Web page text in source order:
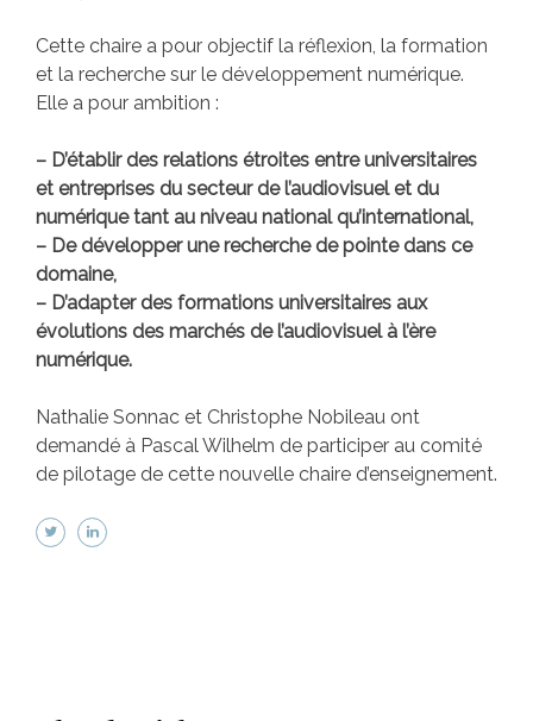
Cette chaire a pour objectif la réflexion, la formation
et la recherche sur le développement numérique.
Elle a pour ambition :
– D’établir des relations étroites entre universitaires
et entreprises du secteur de l’audiovisuel et du
numérique tant au niveau national qu’international,
– De développer une recherche de pointe dans ce
domaine,
– D’adapter des formations universitaires aux
évolutions des marchés de l’audiovisuel à l’ère
numérique.
Nathalie Sonnac et Christophe Nobileau ont
demandé à Pascal Wilhelm de participer au comité
de pilotage de cette nouvelle chaire d’enseignement.